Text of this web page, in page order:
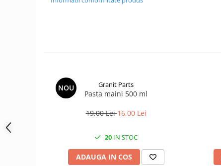
1.6.7. Diverse
1.7.3. Simeringuri sistem franare
1.7.4. Piese si accesorii frana
1.7.5. O-ring frana
1.8. Transmisie
NOU Granit Parts
Pasta maini 500 ml
19,00 Lei16,00 Lei
20 IN STOC
ADAUGA IN COS